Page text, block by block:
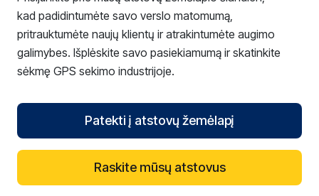
kad padidintumėte savo verslo matomumą,
pritrauktumėte naujų klientų ir atrakintumėte augimo
galimybes. Išplėskite savo pasiekiamumą ir skatinkite
sėkmę GPS sekimo industrijoje.
Patekti į atstovų žemėlapį
Raskite mūsų atstovus